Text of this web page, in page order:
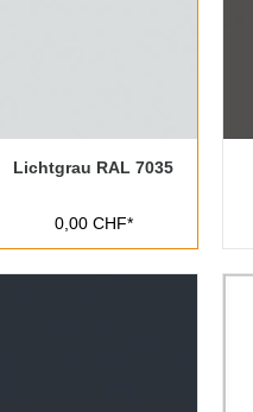
Lichtgrau RAL 7035
0,00 CHF*